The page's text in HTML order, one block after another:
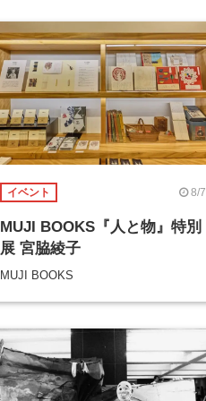
イベント 8/7
MUJI BOOKS『人と物』特別
展 宮脇綾子
MUJI BOOKS